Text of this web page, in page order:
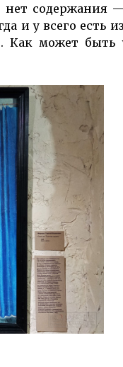
со­держания
и у всего есть
Как может быть